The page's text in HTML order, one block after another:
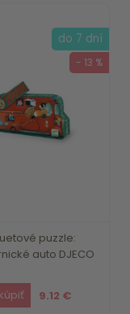
puzzle:
auto DJECO
9.12 €
do 7 dní
- 13 %